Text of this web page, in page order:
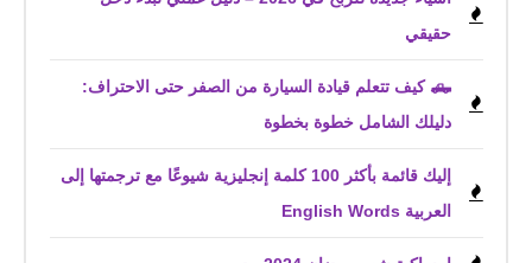
حقيقي
🛻 كيف تتعلم قيادة السيارة من الصفر حتى الاحتراف:
دليلك الشامل خطوة بخطوة
إليك قائمة بأكثر 100 كلمة إنجليزية شيوعًا مع ترجمتها إلى
العربية English Words